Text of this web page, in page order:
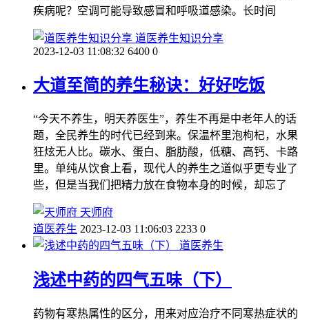
疾病呢？空调可能导致感冒和呼吸道感染。长时间
道医养生知识分享
2023-12-03 11:08:32 6400 0
大道至简的养生秘诀：好好吃饭
“今天不养生，明天养医生”，养生不再是中老年人的话
题，全民养生的时代已经到来。保温杯里泡枸杞，水果
狂炫无人比。碳水、蛋白、脂肪酸，低糖、高钙、卡路
里。单纯从饮食上看，现代人的养生之道似乎更专业了
些，但是当我们把精力放在食物本身的时候，却忘了
天师府
道医养生 2023-12-03 11:06:03 2233 0
道医养生
浅述中药的四气五味（下）
药物有寒热属性的区分，用来对应治疗不同寒热症状的